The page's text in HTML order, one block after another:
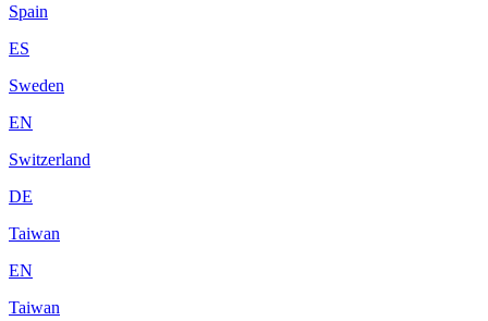
Spain
ES
Sweden
EN
Switzerland
DE
Taiwan
EN
Taiwan